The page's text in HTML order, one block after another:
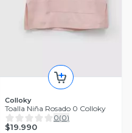
Colloky
Toalla Niña Rosado 0 Colloky
0(0)
$19.990